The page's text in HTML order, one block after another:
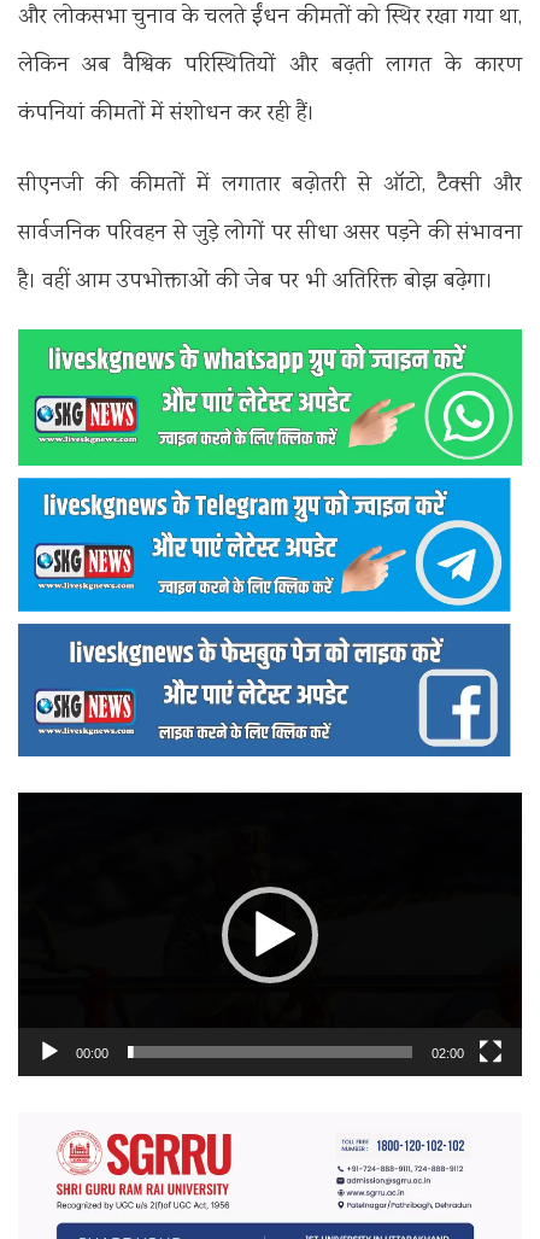
और लोकसभा चुनाव के चलते ईंधन कीमतों को स्थिर रखा गया था,
लेकिन अब वैश्विक परिस्थितियों और बढ़ती लागत के कारण
कंपनियां कीमतों में संशोधन कर रही हैं।
सीएनजी की कीमतों में लगातार बढ़ोतरी से ऑटो, टैक्सी और
सार्वजनिक परिवहन से जुड़े लोगों पर सीधा असर पड़ने की संभावना
है। वहीं आम उपभोक्ताओं की जेब पर भी अतिरिक्त बोझ बढ़ेगा।
00:00 02:00